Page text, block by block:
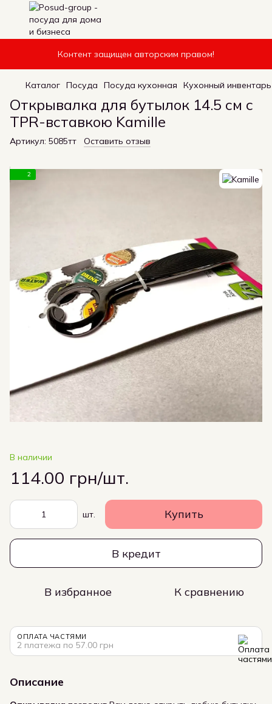
Контент защищен авторским правом!
Каталог Посуда Посуда кухонная Кухонный инвентарь
Открывалка для бутылок 14.5 см с
TPR-вставкою Kamille
Артикул: 5085тт Оставить отзыв
2
В наличии
114.00 грн/шт.
шт. Купить
В кредит
В избранное К сравнению
ОПЛАТА ЧАСТЯМИ
2 платежа по 57.00 грн
Описание